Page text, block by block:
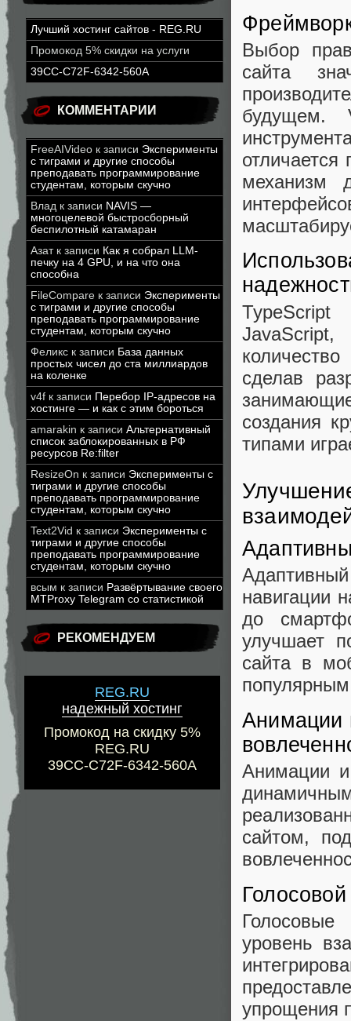
Лучший хостинг сайтов - REG.RU
Промокод 5% скидки на услуги
39CC-C72F-6342-560A
КОММЕНТАРИИ
FreeAIVideo к записи Эксперименты
с тиграми и другие способы
преподавать программирование
студентам, которым скучно
Влад к записи NAVIS —
многоцелевой быстросборный
беспилотный катамаран
Азатк записи Как я собрал LLM-
печку на 4 GPU, и на что она
способна
FileCompare к записи Эксперименты
с тиграми и другие способы
преподавать программирование
студентам, которым скучно
Феликс к записи База данных
простых чисел до ста миллиардов
на коленке
v4f к записи Перебор IP-адресов на
хостинге — и как с этим бороться
amarakin к записи Альтернативный
список заблокированных в РФ
ресурсов Re:filter
ResizeOn к записи Эксперименты с
тиграми и другие способы
преподавать программирование
студентам, которым скучно
Text2Vid к записи Эксперименты с
тиграми и другие способы
преподавать программирование
студентам, которым скучно
всым к записи Развёртывание своего
MTProxy Telegram со статистикой
РЕКОМЕНДУЕМ
REG.RU
надежный хостинг
Промокод на скидку 5%
REG.RU
39CC-C72F-6342-560A
Выбор
сайта
будущем.
механизм
сделав
создания
типами
навигации
до
улучшает
сайта в
Анимации
Анимации
сайтом,
уровень
упрощения